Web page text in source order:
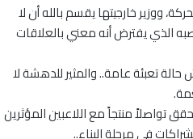
ووزير خارجيتها يقسم بالله أن لا
الذي يفترض أنه معني بالعلاقات
حالة تعبئة عامة.. والمثير للدهشة لا
تواصلاً منتجاً مع اللاعبين المؤثرين
في مرحلة البناء..